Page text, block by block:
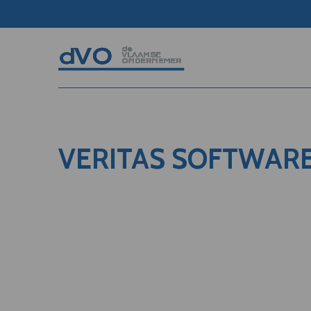
VERITAS